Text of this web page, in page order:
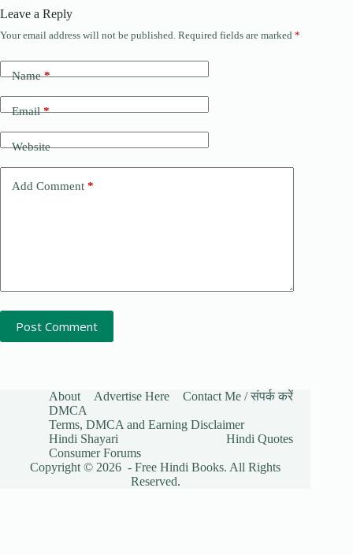
Leave a Reply
Your email address will not be published. Required fields are marked *
Name*
Email*
Website
Add Comment *
Post Comment
About Advertise Here
Contact Me / संपर्क करें
DMCA
Terms, DMCA and Earning Disclaimer
Hindi Shayari
Hindi Quotes
Consumer Forums
Copyright © 2026 - Free Hindi Books. All Rights
Reserved.